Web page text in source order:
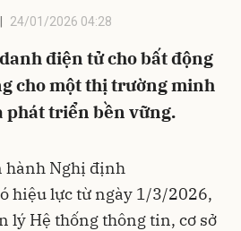
24/01/2026 04:28
điện tử cho bất động
cho một thị trường minh
phát triển bền vững.
hành Nghị định
hiệu lực từ ngày 1/3/2026,
lý Hệ thống thông tin, cơ sở
Hủy